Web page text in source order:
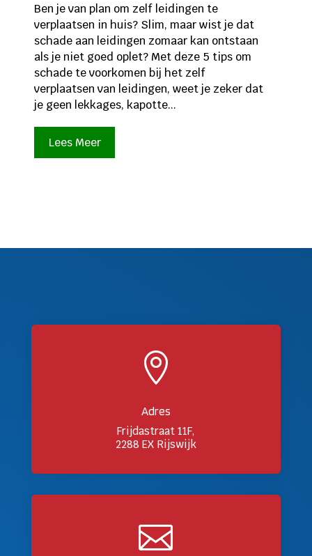
Ben je van plan om zelf leidingen te
verplaatsen in huis? Slim, maar wist je dat
schade aan leidingen zomaar kan ontstaan
als je niet goed oplet? Met deze 5 tips om
schade te voorkomen bij het zelf
verplaatsen van leidingen, weet je zeker dat
je geen lekkages, kapotte...
Lees Meer

Adres
Frijdastraat 11F,
2288 EX Rijswijk
